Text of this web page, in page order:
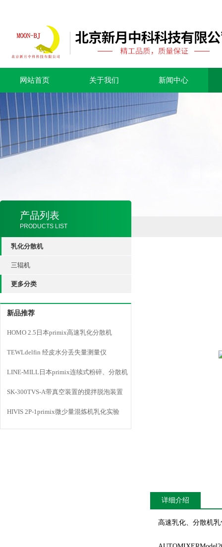
网站首页 关于我们 新闻中心
产品列表
PRODUCTS LIST
乳化分散机
三辊机
更多分类
新品推荐
HOMO 2.5日本primix高速乳化分散机
TEWLdelfin 经皮水分丢失量测量仪
LINE-MILL日本primix连续式粉碎、分散机
LINE MILL
SK-300TVS-A带真空装置的搅拌脱泡装置
HIVIS 2P-1primix微少量混炼机乳化实验
详细介绍
高速乳化、分散机乳